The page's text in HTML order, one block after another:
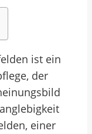
ist ein
der
einer